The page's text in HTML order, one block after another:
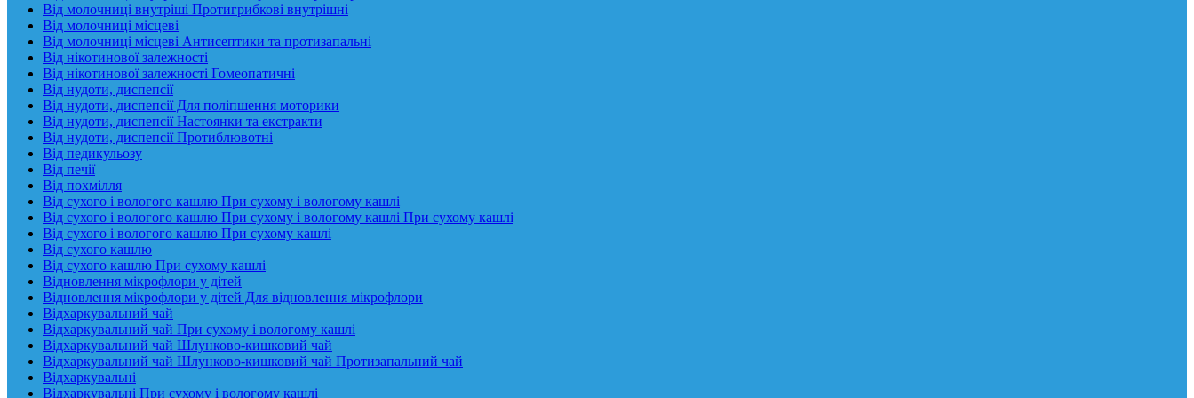
Від молочниці внутріші Протигрибкові внутрішні
Від молочниці місцеві
Від молочниці місцеві Антисептики та протизапальні
Від нікотинової залежності
Від нікотинової залежності Гомеопатичні
Від нудоти, диспепсії
Від нудоти, диспепсії Для поліпшення моторики
Від нудоти, диспепсії Настоянки та екстракти
Від нудоти, диспепсії Протиблювотні
Від педикульозу
Від печії
Від похмілля
Від сухого і вологого кашлю При сухому і вологому кашлі
Від сухого і вологого кашлю При сухому і вологому кашлі При сухому кашлі
Від сухого і вологого кашлю При сухому кашлі
Від сухого кашлю
Від сухого кашлю При сухому кашлі
Відновлення мікрофлори у дітей
Відновлення мікрофлори у дітей Для відновлення мікрофлори
Відхаркувальний чай
Відхаркувальний чай При сухому і вологому кашлі
Відхаркувальний чай Шлунково-кишковий чай
Відхаркувальний чай Шлунково-кишковий чай Протизапальний чай
Відхаркувальні
Відхаркувальні При сухому і вологому кашлі